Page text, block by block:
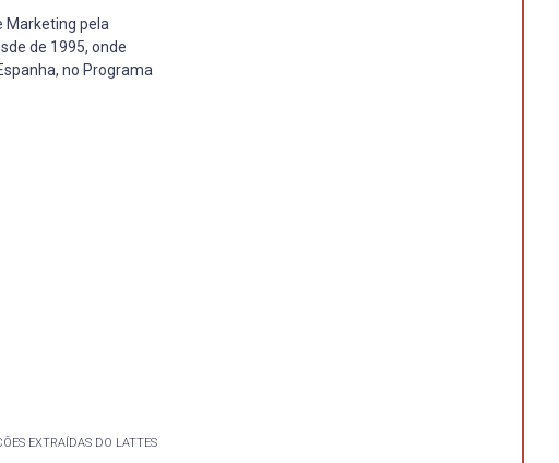
Marketing pela
de 1995, onde
no Programa
EXTRAÍDAS DO LATTES